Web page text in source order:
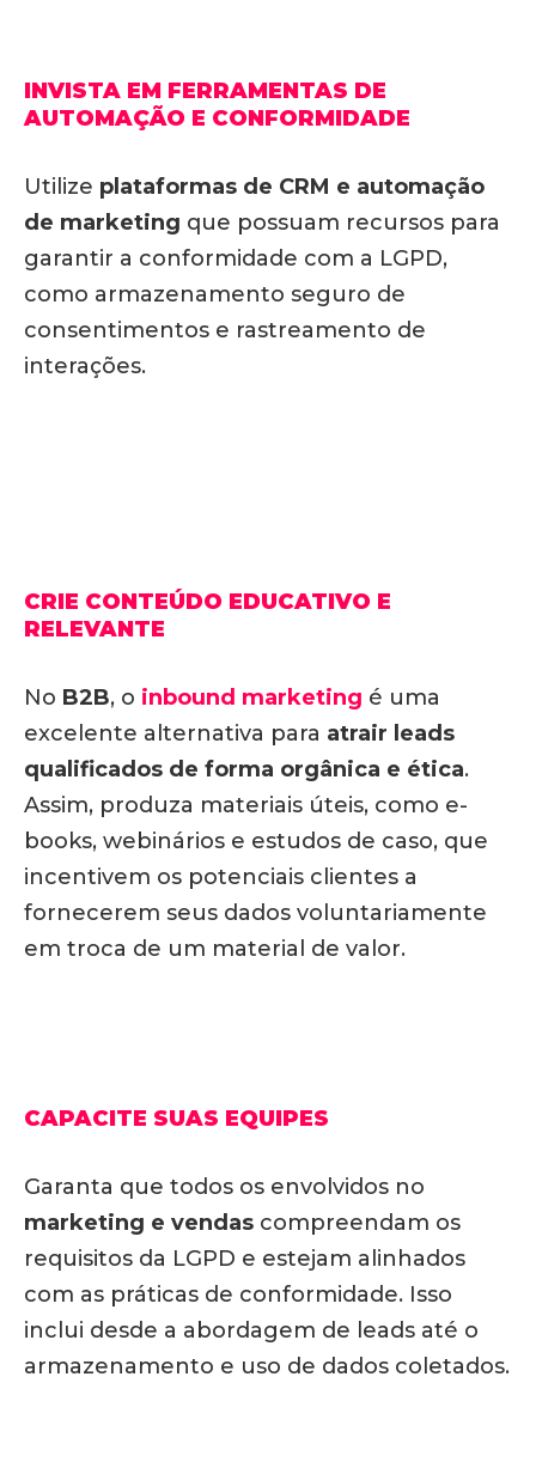
INVISTA EM FERRAMENTAS DE
AUTOMAÇÃO E CONFORMIDADE
Utilize plataformas de CRM e automação
de marketing que possuam recursos para
garantir a conformidade com a LGPD,
como armazenamento seguro de
consentimentos e rastreamento de
interações.
CRIE CONTEÚDO EDUCATIVO E
RELEVANTE
No B2B, o inbound marketing é uma
excelente alternativa para atrair leads
qualificados de forma orgânica e ética.
Assim, produza materiais úteis, como e-
books, webinários e estudos de caso, que
incentivem os potenciais clientes a
fornecerem seus dados voluntariamente
em troca de um material de valor.
CAPACITE SUAS EQUIPES
Garanta que todos os envolvidos no
marketing e vendas compreendam os
requisitos da LGPD e estejam alinhados
com as práticas de conformidade. Isso
inclui desde a abordagem de leads até o
armazenamento e uso de dados coletados.